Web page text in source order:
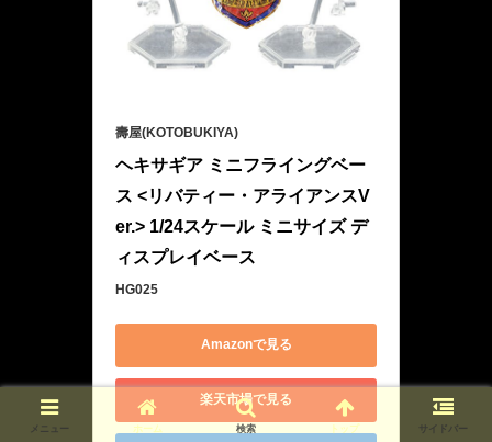
壽屋(KOTOBUKIYA)
ヘキサギア ミニフライングベー
ス <リバティー・アライアンスV
er.> 1/24スケール ミニサイズ デ
ィスプレイベース
HG025
Amazonで見る
楽天市場で見る
メニュー ホーム 検索 トップ サイドバー